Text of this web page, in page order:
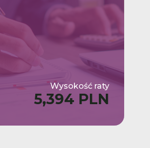
Wysokość raty
5,394 PLN